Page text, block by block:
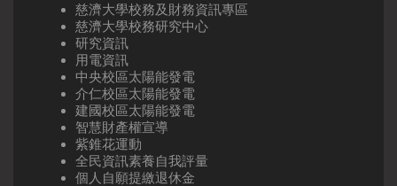
慈濟大學校務及財務資訊專區
慈濟大學校務研究中心
研究資訊
用電資訊
中央校區太陽能發電
介仁校區太陽能發電
建國校區太陽能發電
智慧財產權宣導
紫錐花運動
全民資訊素養自我評量
個人自願提繳退休金